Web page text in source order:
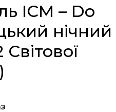
ICM – Do
нічний